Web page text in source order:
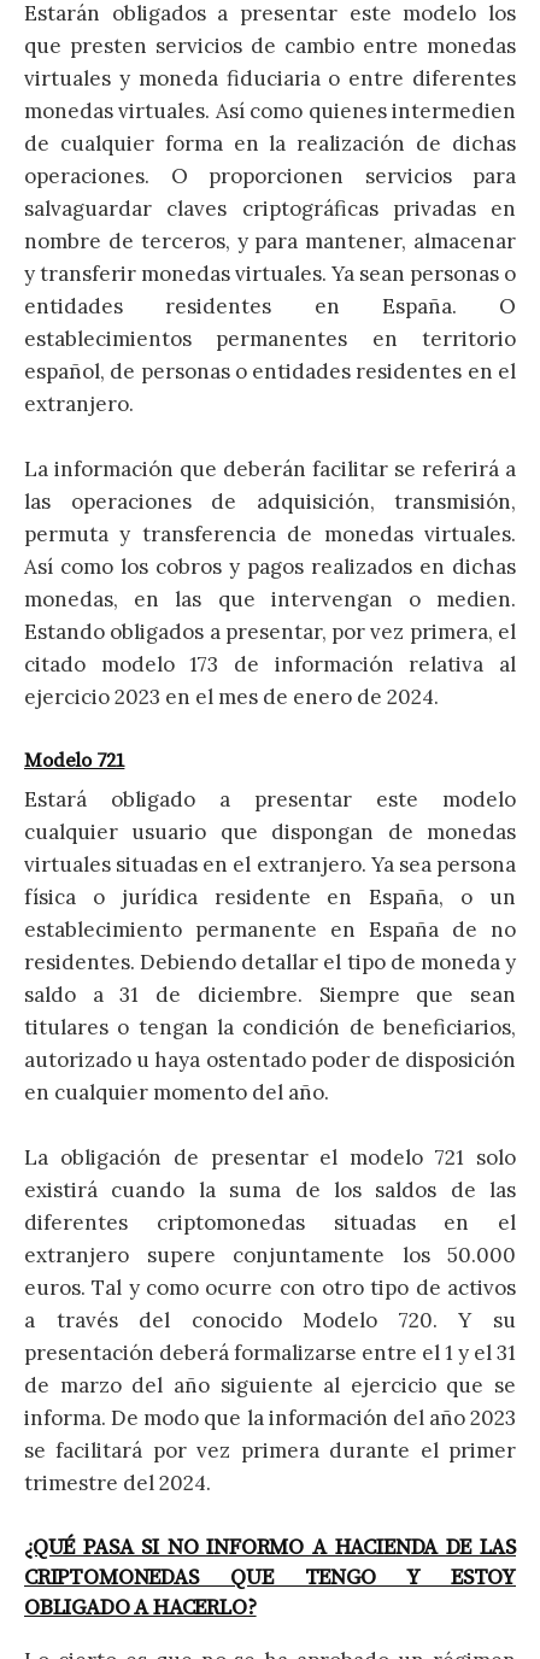
Estarán obligados a presentar este modelo los
que presten servicios de cambio entre monedas
virtuales y moneda fiduciaria o entre diferentes
monedas virtuales. Así como quienes intermedien
de cualquier forma en la realización de dichas
operaciones. O proporcionen servicios para
salvaguardar claves criptográficas privadas en
nombre de terceros, y para mantener, almacenar
y transferir monedas virtuales. Ya sean personas o
entidades residentes en España. O
establecimientos permanentes en territorio
español, de personas o entidades residentes en el
extranjero.
La información que deberán facilitar se referirá a
las operaciones de adquisición, transmisión,
permuta y transferencia de monedas virtuales.
Así como los cobros y pagos realizados en dichas
monedas, en las que intervengan o medien.
Estando obligados a presentar, por vez primera, el
citado modelo 173 de información relativa al
ejercicio 2023 en el mes de enero de 2024.
Modelo 721
Estará obligado a presentar este modelo
cualquier usuario que dispongan de monedas
virtuales situadas en el extranjero. Ya sea persona
física o jurídica residente en España, o un
establecimiento permanente en España de no
residentes. Debiendo detallar el tipo de moneda y
saldo a 31 de diciembre. Siempre que sean
titulares o tengan la condición de beneficiarios,
autorizado u haya ostentado poder de disposición
en cualquier momento del año.
La obligación de presentar el modelo 721 solo
existirá cuando la suma de los saldos de las
diferentes criptomonedas situadas en el
extranjero supere conjuntamente los 50.000
euros. Tal y como ocurre con otro tipo de activos
a través del conocido Modelo 720. Y su
presentación deberá formalizarse entre el 1 y el 31
de marzo del año siguiente al ejercicio que se
informa. De modo que la información del año 2023
se facilitará por vez primera durante el primer
trimestre del 2024.
¿QUÉ PASA SI NO INFORMO A HACIENDA DE LAS
CRIPTOMONEDAS QUE TENGO Y ESTOY
OBLIGADO A HACERLO?